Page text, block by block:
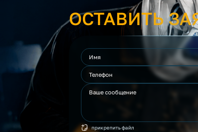
ОСТАВИТЬ
прикрепить файл